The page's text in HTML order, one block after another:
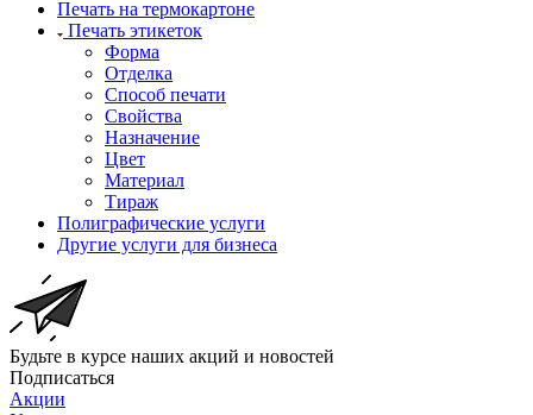
Печать на термокартоне
Печать этикеток
Форма
Отделка
Способ печати
Свойства
Назначение
Цвет
Материал
Тираж
Полиграфические услуги
Другие услуги для бизнеса
Будьте в курсе наших акций и новостей
Подписаться
Акции